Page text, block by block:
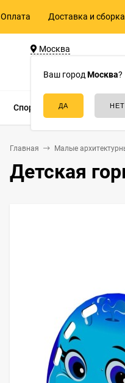
Оплата Доставка и сборка
Москва
Ваш город Москва?
д.55, стр.1
Спорттовары по видам
Главная Малые
Детская